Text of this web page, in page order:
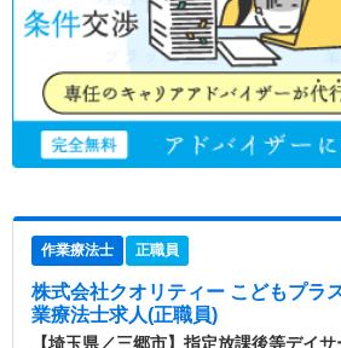
作業療法士 正職員
株式会社クオリティー こどもプラ
業療法士求人(正職員)
【埼玉県／三郷市】指定放課後等デイ